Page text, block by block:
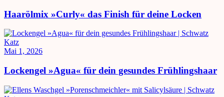
Haarölmix »Curly« das Finish für deine Locken
Mai 1, 2026
Lockengel »Agua« für dein gesundes Frühlingshaar